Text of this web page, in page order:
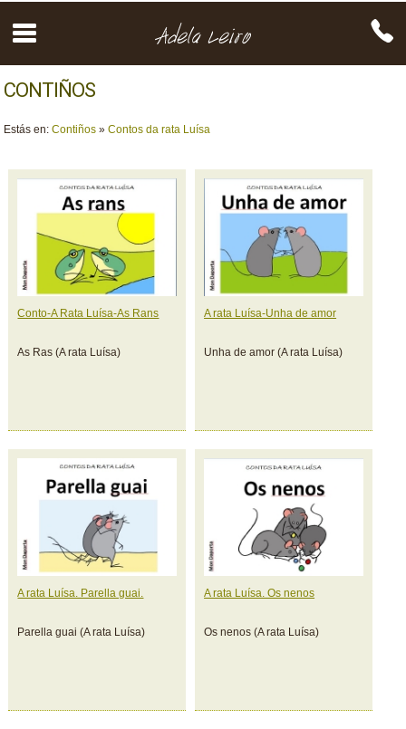
CONTIÑOS
Estás en: Contiños »Contos da rata Luísa
Conto-A Rata Luísa-As Rans
As Ras (A rata Luísa)
A rata Luísa-Unha de amor
Unha de amor (A rata Luísa)
A rata Luísa. Parella guai.
Parella guai (A rata Luísa)
A rata Luísa. Os nenos
Os nenos (A rata Luísa)